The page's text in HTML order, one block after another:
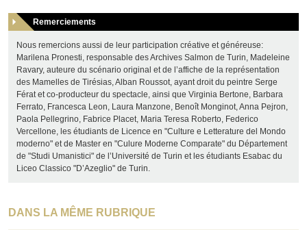
Remerciements
Nous remercions aussi de leur participation créative et généreuse:
Marilena Pronesti, responsable des Archives Salmon de Turin, Madeleine
Ravary, auteure du scénario original et de l’affiche de la représentation
des Mamelles de Tirésias, Alban Roussot, ayant droit du peintre Serge
Férat et co-producteur du spectacle, ainsi que Virginia Bertone, Barbara
Ferrato, Francesca Leon, Laura Manzone, Benoît Monginot, Anna Pejron,
Paola Pellegrino, Fabrice Placet, Maria Teresa Roberto, Federico
Vercellone, les étudiants de Licence en "Culture e Letterature del Mondo
moderno" et de Master en "Culure Moderne Comparate" du Département
de "Studi Umanistici" de l’Université de Turin et les étudiants Esabac du
Liceo Classico "D’Azeglio" de Turin.
DANS LA MÊME RUBRIQUE